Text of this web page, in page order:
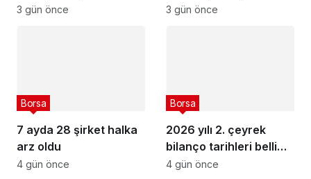
Quick Sigorta (QUICK)
3 gün önce
Ağustos 2026
3 gün önce
7 ayda 28 şirket halka
arz oldu
Borsa
4 gün önce
2026 yılı 2. çeyrek
bilanço tarihleri belli
olan şirketler
Borsa
4 gün önce